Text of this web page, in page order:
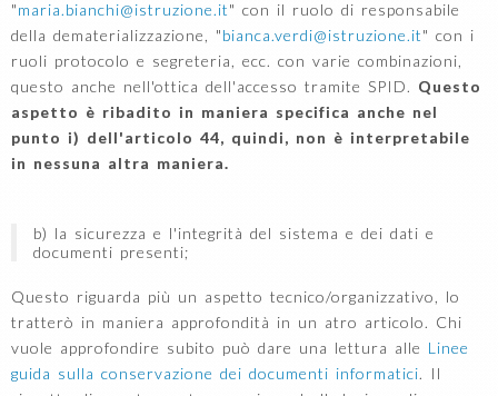
"maria.bianchi@istruzione.it" con il ruolo di responsabile
della dematerializzazione, "bianca.verdi@istruzione.it" con i
ruoli protocolo e segreteria, ecc. con varie combinazioni,
questo anche nell'ottica dell'accesso tramite SPID. Questo
aspetto è ribadito in maniera specifica anche nel
punto i) dell'articolo 44, quindi, non è interpretabile
in nessuna altra maniera.
b) la sicurezza e l'integrità del sistema e dei dati e
documenti presenti;
Questo riguarda più un aspetto tecnico/organizzativo, lo
tratterò in maniera approfondità in un atro articolo. Chi
vuole approfondire subito può dare una lettura alle Linee
guida sulla conservazione dei documenti informatici. Il